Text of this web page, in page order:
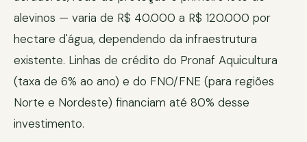
alevinos — varia de R$ 40.000 a R$ 120.000 por
hectare d'água, dependendo da infraestrutura
existente. Linhas de crédito do Pronaf Aquicultura
(taxa de 6% ao ano) e do FNO/FNE (para regiões
Norte e Nordeste) financiam até 80% desse
investimento.